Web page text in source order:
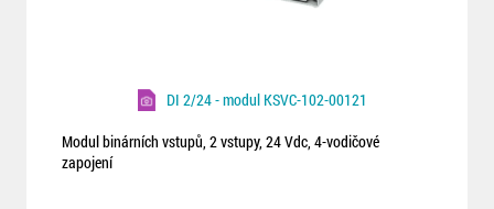
DI 2/24 - modul KSVC-102-00121
Modul binárních vstupů, 2 vstupy, 24 Vdc, 4-vodičové
zapojení